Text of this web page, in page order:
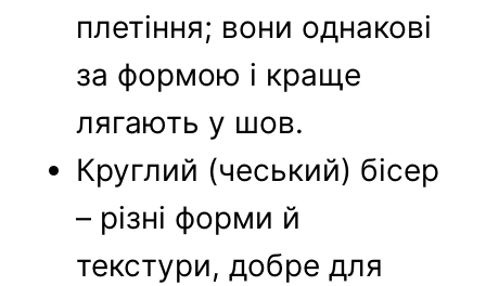
плетіння; вони однакові
за формою і краще
лягають у шов.
Круглий (чеський) бісер
– різні форми й
текстури, добре для